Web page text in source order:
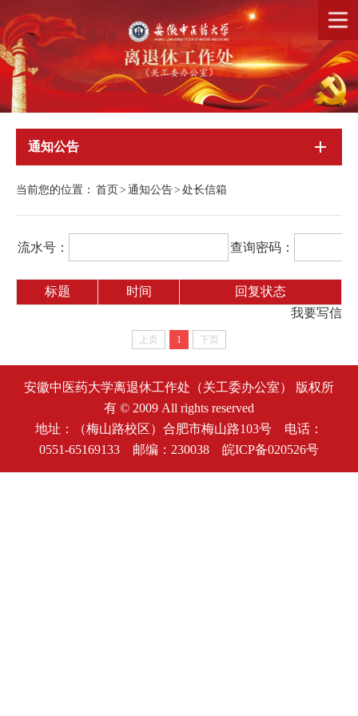
通知公告
当前您的位置： 首页 > 通知公告> 处长信箱
流水号： 查询密码：
标题 时间
回复状态
我要写信
上页 1 下页
安徽中医药大学离退休工作处（关工委办公室） 版权所
有 © 2009 All rights reserved
地址：（梅山路校区）合肥市梅山路103号 电话：
0551-65169133 邮编：230038 皖ICP备020526号